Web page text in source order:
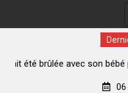
par
Coopération: Le